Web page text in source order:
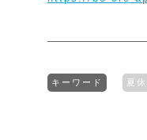
キーワード 夏